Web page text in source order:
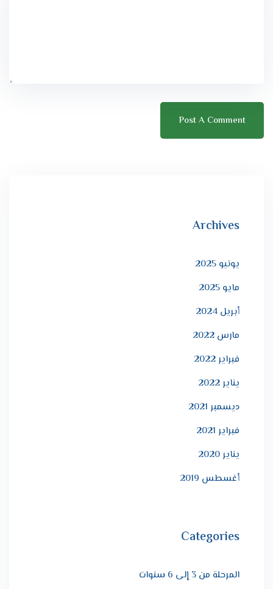
Archives
يونيو 2025
مايو 2025
أبريل 2024
مارس 2022
فبراير 2022
يناير 2022
ديسمبر 2021
فبراير 2021
يناير 2020
أغسطس 2019
Categories
المرحلة من 3 إلى 6 سنوات